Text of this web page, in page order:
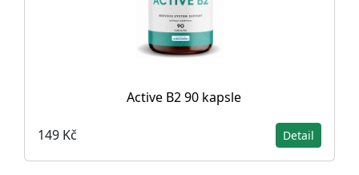
Active B2 90 kapsle
149 Kč Detail